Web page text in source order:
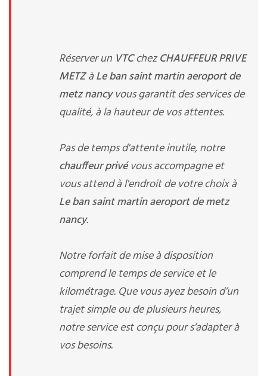
Réserver un VTCchezCHAUFFEUR PRIVE
METZàLe ban saint martin aeroport de
metz nancyvous garantit des services de
qualité, à la hauteur de vos attentes.
Pas de temps d'attente inutile, notre
chauffeur privévous accompagne et
vous attend à l'endroit de votre choix à
Le ban saint martin aeroport de metz
nancy.
Notre forfait de mise à disposition
comprend le temps de service et le
kilométrage. Que vous ayez besoin d’un
trajet simple ou de plusieurs heures,
notre service est conçu pour s’adapter à
vos besoins.